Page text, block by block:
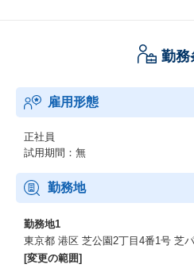
勤務
雇用形態
正社員
試用期間：無
勤務地
勤務地1
東京都 港区 芝公園2丁目4番1号 芝
[変更の範囲]